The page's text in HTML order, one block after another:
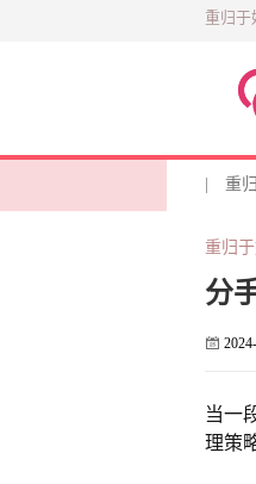
重归于
重
重归
分
当一
理策